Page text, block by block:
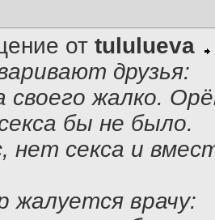
от tululueva
друзья:
своего жалко.
бы не было.
нет секса и
жалуется врачу: